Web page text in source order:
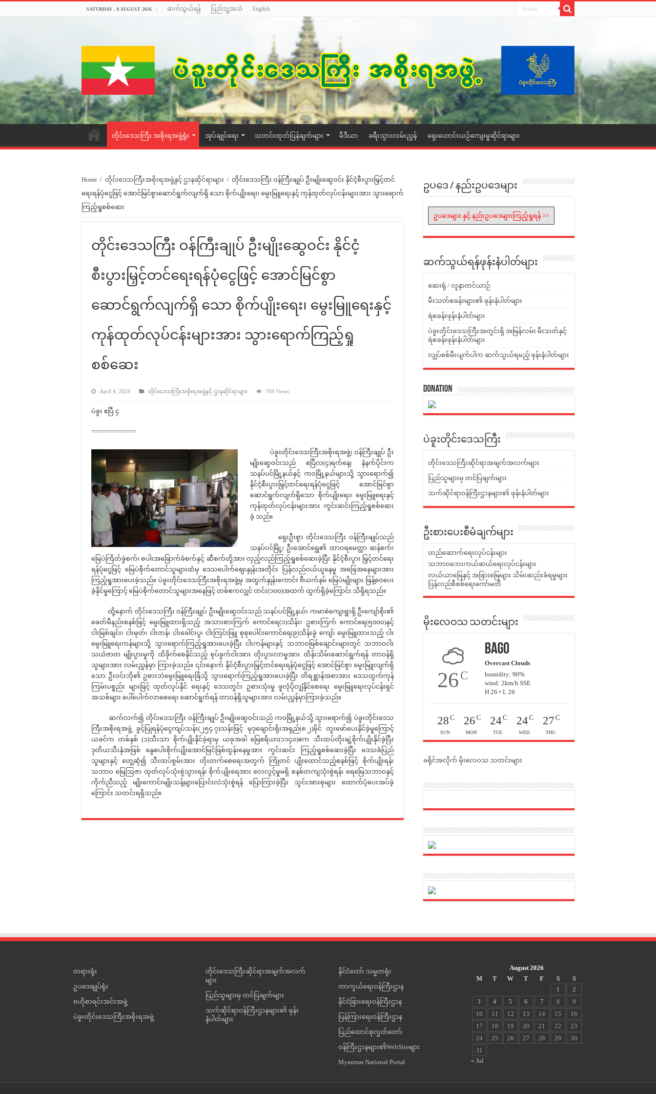
SATURDAY , 8 AUGUST 2026 ဆက်သွယ်ရန် ပြည်သူ့အသံ English
တိုင်းဒေသကြီး အစိုးရအဖွဲ့ရုံး အုပ်ချုပ်ရေး သတင်းထုတ်ပြန်ချက်များ မီဒီယာ ခရီးသွားလမ်းညွှန် ရှေးဟောင်းယဉ်ကျေးမှုဆိုင်ရာများ
Home / တိုင်းဒေသကြီးအစိုးရအဖွဲ့နှင့် ဌာနဆိုင်ရာများ / တိုင်းဒေသကြီး ဝန်ကြီးချုပ် ဦးမျိုးဆွေဝင်း နိုင်ငံ့စီးပွားမြှင့်တင်
ရေးရန်ပုံငွေဖြင့် အောင်မြင်စွာဆောင်ရွက်လျက်ရှိ သော စိုက်ပျိုးရေး၊ မွေးမြူရေးနှင့် ကုန်ထုတ်လုပ်ငန်းများအား သွားရောက်
ကြည့်ရှုစစ်ဆေး
တိုင်းဒေသကြီး ဝန်ကြီးချုပ် ဦးမျိုးဆွေဝင်း နိုင်ငံ့
စီးပွားမြှင့်တင်ရေးရန်ပုံငွေဖြင့် အောင်မြင်စွာ
ဆောင်ရွက်လျက်ရှိ သော စိုက်ပျိုးရေး၊ မွေးမြူရေးနှင့်
ကုန်ထုတ်လုပ်ငန်းများအား သွားရောက်ကြည့်ရှု
စစ်ဆေး
April 4, 2024 တိုင်းဒေသကြီးအစိုးရအဖွဲ့နှင့် ဌာနဆိုင်ရာများ 769 Views
ပဲခူး ဧပြီ ၄
=============
ပဲခူးတိုင်းဒေသကြီးအစိုးရအဖွဲ့၊ ဝန်ကြီးချုပ် ဦး
မျိုးဆွေဝင်းသည် ဧပြီလ(၄)ရက်နေ့၊ နံနက်ပိုင်းက
သနပ်ပင်မြို့နယ်နှင့် ကဝမြို့နယ်များသို့ သွားရောက်၍
နိုင်ငံ့စီးပွားမြှင့်တင်ရေးရန်ပုံငွေဖြင့် အောင်မြင်စွာ
ဆောင်ရွက်လျက်ရှိသော စိုက်ပျိုးရေး၊ မွေးမြူရေးနှင့်
ကုန်ထုတ်လုပ်ငန်းများအား ကွင်းဆင်းကြည့်ရှုစစ်ဆေး
ခဲ့ သည်။
ရှေးဦးစွာ တိုင်းဒေသကြီး ဝန်ကြီးချုပ်သည်
သနပ်ပင်မြို့၊ ဦးအောင်ရွှေ၏ ထာဝရမေတ္တာ ဆန်စက်၊
မြေပဲကြိတ်ခွဲစက်၊ စပါးအခြောက်ခံစက်နှင့် ဆီစက်တို့အား လှည့်လည်ကြည့်ရှုစစ်ဆေးခဲ့ပြီး နိုင်ငံ့စီးပွား မြှင့်တင်ရေး
ရန်ပုံငွေဖြင့် မြေပဲစိုက်တောင်သူများထံမှ ဒေသပေါက်ဈေးနှုန်းအတိုင်း ပြန်လည်ဝယ်ယူနေမှု အခြေအနေများအား
ကြည့်ရှုအားပေးခဲ့သည်။ ပဲခူးတိုင်းဒေသကြီးအစိုးရအဖွဲ့မှ အထွက်နှုန်းကောင်း ဗီယက်နမ် မြေပဲမျိုးများ ဖြန့်ဝေပေး
ခဲ့နိုင်မှုကြောင့် မြေပဲစိုက်တောင်သူများအနေဖြင့် တစ်ဧကလျှင် တင်း(၁၀၀)အထက် ထွက်ရှိခဲ့ကြောင်း သိရှိရသည်။
ထို့နောက် တိုင်းဒေသကြီး ဝန်ကြီးချုပ် ဦးမျိုးဆွေဝင်းသည် သနပ်ပင်မြို့နယ်၊ ကမာစဲကျေးရွာရှိ ဦးကျော်စိုး၏
ခေတ်မီနည်းစနစ်ဖြင့် မွေးမြူထားရှိသည့် အသားစားကြက် ကောင်ရေ(၁)သိန်း၊ ဥစားကြက် ကောင်ရေ(၅၀၀၀)နှင့်
ငါးမြစ်ချင်း၊ ငါးမုတ်၊ ငါးတန်၊ ငါးခေါင်းပွ၊ ငါးကြင်းဖြူ စုစုပေါင်းကောင်ရေ(၉)သိန်းခွဲ ကျော် မွေးမြူထားသည့် ငါး
မွေးမြူရေးကန်များသို့ သွားရောက်ကြည့်ရှုအားပေးခဲ့ပြီး ငါးကန်များနှင့် သဘာဝမြစ်ချောင်းများတွင် သဘာဝငါး
သယံဇာတ မျိုးပွားမှုကို ထိခိုက်စေနိုင်သည့် စုပ်ခွက်ငါးအား တိုးပွားလာမှုအား ထိန်းသိမ်းဆောင်ရွက်ရန် တာဝန်ရှိ
သူများအား လမ်းညွှန်မှာ ကြားခဲ့သည်။ ၎င်းနောက် နိုင်ငံ့စီးပွားမြှင့်တင်ရေးရန်ပုံငွေဖြင့် အောင်မြင်စွာ မွေးမြူလျက်ရှိ
သော ဦးဝင်းဘို၏ ဥစားဘဲမွေးမြူရေးခြံသို့ သွားရောက်ကြည့်ရှုအားပေးခဲ့ပြီး တိရစ္ဆာန်အစာအား ဒေသထွက်ကုန်
ကြမ်းပစ္စည်း များဖြင့် ထုတ်လုပ်နိုင် ရေးနှင့် ဒေသတွင်း ဥစားသုံးမှု ဖူလုံပိုလျှံနိုင်စေရေး မွေးမြူရေးလုပ်ငန်းရှင်
အသစ်များ ပေါ်ပေါက်လာစေရေး ဆောင်ရွက်ရန် တာဝန်ရှိသူများအား လမ်းညွှန်မှာကြားခဲ့သည်။
ဆက်လက်၍ တိုင်းဒေသကြီး ဝန်ကြီးချုပ် ဦးမျိုးဆွေဝင်းသည် ကဝမြို့နယ်သို့ သွားရောက်၍ ပဲခူးတိုင်းဒေသ
ကြီးအစိုးရအဖွဲ့ ခွင့်ပြုရန်ပုံငွေကျပ်သန်း(၂၅၄.၇)သန်းဖြင့် မုဒုချောင်းရိုးအရှည်(၈.၂)မိုင် တူးဖော်ပေးနိုင်ခဲ့မှုကြောင့်
ယခင်က တစ်နှစ် (၁)သီးသာ စိုက်ပျိုးနိုင်ခဲ့ရာမှ ယခုအခါ မြေဧရိယာ(၁၁၄၀)ဧက သီးထပ်တိုးချဲ့စိုက်ပျိုးနိုင်ခဲ့ပြီး
ဒုတိယသီးနှံအဖြစ် နွေစပါးစိုက်ပျိုးအောင်မြင်ဖြစ်ထွန်းနေမှုအား ကွင်းဆင်း ကြည့်ရှုစစ်ဆေးခဲ့ပြီး ဒေသခံပြည်
သူများနှင့် တွေ့ဆုံ၍ သီးထပ်စွမ်းအား တိုးတက်စေရေးအတွက် ကြိုတင် ပျိုးထောင်သည့်စနစ်ဖြင့် စိုက်ပျိုးရန်၊
သဘာဝ မြေဩဇာ ထုတ်လုပ်သုံးစွဲသွားရန်၊ စိုက်ပျိုးရေအား လေလွင့်မှုမရှိ စနစ်တကျသုံးစွဲရန်၊ ရေမြေသဘာဝနှင့်
ကိုက်ညီသည့် မျိုးကောင်းမျိုးသန့်များပြောင်းလဲသုံးစွဲရန် ပြောကြားခဲ့ပြီး သွင်းအားစုများ ထောက်ပံ့ပေးအပ်ခဲ့
ကြောင်း သတင်းရရှိသည်။
ဥပဒေ / နည်းဥပဒေများ
ဥပဒေများ နှင့် နည်းဥပဒေများကြည့်ရှုရန် >>
ဆက်သွယ်ရန်ဖုန်းနံပါတ်များ
ဆေးရုံ / လူနာတင်ယာဉ်
မီးသတ်စခန်းများ၏ ဖုန်းနံပါတ်များ
ရဲစခန်းဖုန်းနံပါတ်များ
ပဲခူးတိုင်းဒေသကြီးအတွင်းရှိ အမြန်လမ်း မီးသတ်နှင့်
ရဲစခန်းဖုန်းနံပါတ်များ
လျှပ်စစ်မီးပျက်ပါက ဆက်သွယ်ရမည့် ဖုန်းနံပါတ်များ
Donation
ပဲခူးတိုင်းဒေသကြီး
တိုင်းဒေသကြီးဆိုင်ရာအချက်အလက်များ
ပြည်သူများမှ တင်ပြချက်များ
သက်ဆိုင်ရာဝန်ကြီးဌာနများ၏ ဖုန်းနံပါတ်များ
ဦးစားပေးစီမံချက်များ
တည်ဆောက်ရေးလုပ်ငန်းများ
သဘာဝဘေးကယ်ဆယ်ရေးလုပ်ငန်းများ
လယ်ယာမြေနှင့် အခြားမြေများ သိမ်းဆည်းခံရမှုများ
ပြန်လည်စီစစ်ရေးကော်မတီ
မိုးလေဝသ သတင်းများ
26C
Bago
Overcast Clouds
humidity: 90%
wind: 2km/h SSE
H 26 • L 26
28 C
SUN
26 C
MON
24C
TUE
24C
WED
27 C
THU
ခရိုင်အလိုက် မိုးလေဝသ သတင်းများ
တရားရုံး
ဥပဒေချုပ်ရုံး
ဗဟိုစာရင်းအင်းအဖွဲ့
ပဲခူးတိုင်းဒေသကြီးအစိုးရအဖွဲ့
တိုင်းဒေသကြီးဆိုင်ရာအချက်အလက်
များ
ပြည်သူများမှ တင်ပြချက်များ
သက်ဆိုင်ရာဝန်ကြီးဌာနများ၏ ဖုန်း
နံပါတ်များ
နိုင်ငံတော် သမ္မတရုံး
ကာကွယ်ရေးဝန်ကြီးဌာန
နိုင်ငံခြားရေးဝန်ကြီးဌာန
ပြန်ကြားရေးဝန်ကြီးဌာန
ပြည်ထောင်စုလွှတ်တော်
ဝန်ကြီးဌာနများ၏WebSiteများ
Myanmar National Portal
August 2026
M
T W T F S
S
1
2
3
4 5 6 7 8
9
10
11 12 13 14 15
16
17
18 19 20 21 22
23
24
25 26 27 28 29
30
31
« Jul